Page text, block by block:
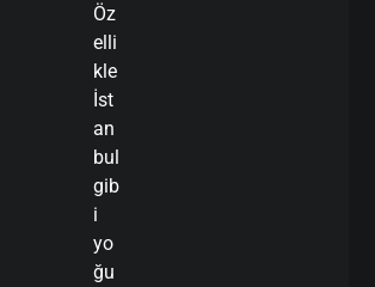
Öz
elli
kle
İst
an
bul
gib
i
yo
ğu